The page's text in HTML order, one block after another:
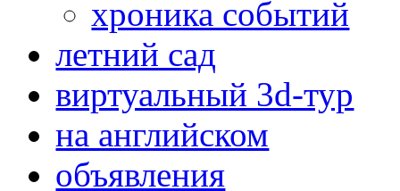
хроника событий
летний сад
виртуальный 3d-тур
на английском
объявления